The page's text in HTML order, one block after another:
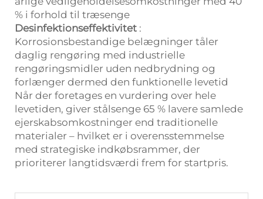
% i forhold til træsenge
Desinfektionseffektivitet :
Korrosionsbestandige belægninger tåler
daglig rengøring med industrielle
rengøringsmidler uden nedbrydning og
forlænger dermed den funktionelle levetid
Når der foretages en vurdering over hele
levetiden, giver stålsenge 65 % lavere samlede
ejerskabsomkostninger end traditionelle
materialer – hvilket er i overensstemmelse
med strategiske indkøbsrammer, der
prioriterer langtidsværdi frem for startpris.